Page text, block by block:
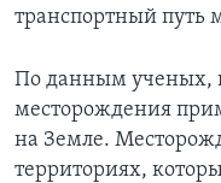
транспортный путь
По данным ученых,
месторождения
на Земле.
территориях,